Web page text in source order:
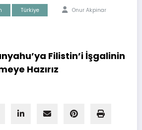
Türkiye Onur Akpinar
Filistin’i İşgalinin
Hazırız